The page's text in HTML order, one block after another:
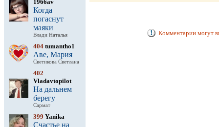
1966av
Когда
погаснут
маяки
Влади Наталья
404 tumantho1
Аве, Мария
Светикова Светлана
402
Vladavtopilot
На дальнем
берегу
Сармат
399 Yanika
Счастье на
Комментарии могут